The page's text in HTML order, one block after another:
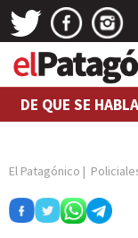
DE QUE SE HABLA
El Patagónico |